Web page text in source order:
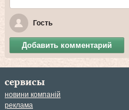
Гость
Добавить комментарий
сервисы
новини компаній
реклама